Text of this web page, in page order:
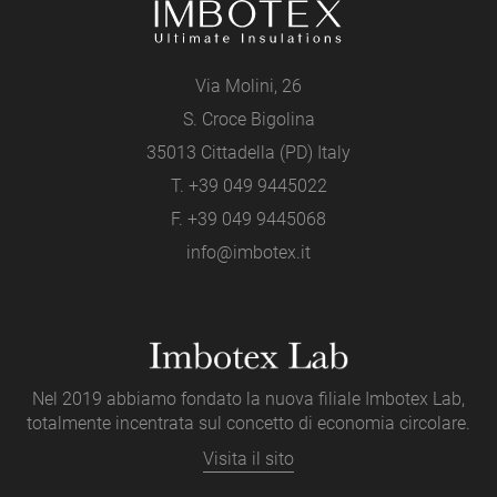
Via Molini, 26
S. Croce Bigolina
35013 Cittadella (PD) Italy
T. +39 049 9445022
F. +39 049 9445068
info@imbotex.it
Nel 2019 abbiamo fondato la nuova filiale Imbotex Lab,
totalmente incentrata sul concetto di economia circolare.
Visita il sito